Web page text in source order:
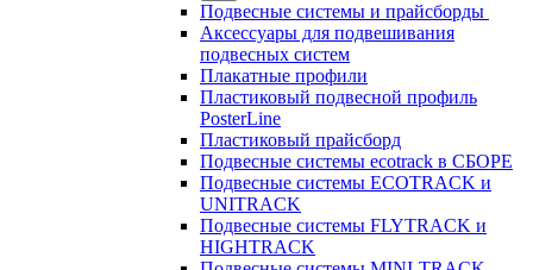
Подвесные системы и прайсборды
Аксессуары для подвешивания
подвесных систем
Плакатные профили
Пластиковый подвесной профиль
PosterLine
Пластиковый прайсборд
Подвесные системы ecotrack в СБОРЕ
Подвесные системы ECOTRACK и
UNITRACK
Подвесные системы FLYTRACK и
HIGHTRACK